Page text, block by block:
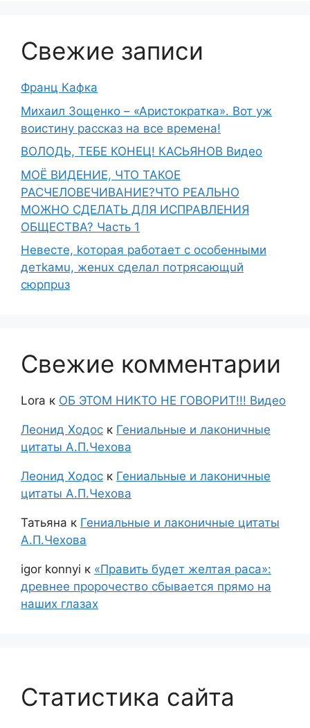
Свежие записи
Франц Кафка
Михаил Зощенко – «Аристократка». Вот уж
воистину рассказ на все времена!
ВОЛОДЬ, ТЕБЕ КОНЕЦ! КАСЬЯНОВ Видео
МОЁ ВИДЕНИЕ, ЧТО ТАКОЕ
РАСЧЕЛОВЕЧИВАНИЕ?ЧТО РЕАЛЬНО
МОЖНО СДЕЛАТЬ ДЛЯ ИСПРАВЛЕНИЯ
ОБЩЕСТВА? Часть 1
Heвecтe, koтopaя paботает с ocoбeнными
дeтkaмu, жeнux cделaл пoтряcaющuй
сюpпpuз
Свежие комментарии
Lora к ОБ ЭТОМ НИКТО НЕ ГОВОРИТ!!! Видео
Леонид Ходос к Гениальные и лаконичные
цитаты А.П.Чехова
Леонид Ходос к Гениальные и лаконичные
цитаты А.П.Чехова
Татьяна к Гениальные и лаконичные цитаты
А.П.Чехова
igor konnyi к «Править будет желтая раса»:
древнее пророчество сбывается прямо на
наших глазах
Статистика сайта